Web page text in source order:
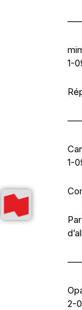
1-
1-
2-